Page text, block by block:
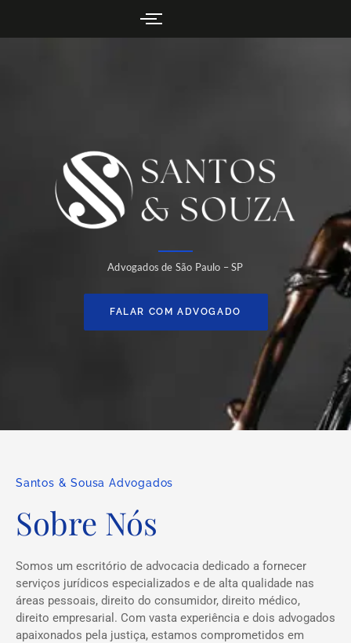
Advogados de São Paulo – SP
FALAR COM ADVOGADO
Santos & Sousa Advogados
Sobre Nós
Somos um escritório de advocacia dedicado a fornecer
serviços jurídicos especializados e de alta qualidade nas
áreas pessoais, direito do consumidor, direito médico,
direito empresarial. Com vasta experiência e dois advogados
apaixonados pela justiça, estamos comprometidos em